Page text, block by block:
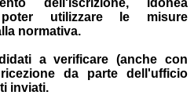
utilizzare le misure
normativa.
a verificare (anche con
da parte dell'ufficio
inviati.